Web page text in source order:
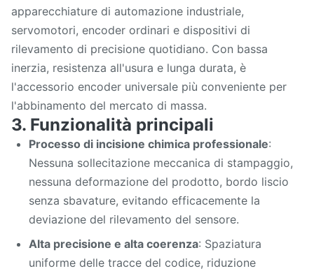
apparecchiature di automazione industriale,
servomotori, encoder ordinari e dispositivi di
rilevamento di precisione quotidiano. Con bassa
inerzia, resistenza all'usura e lunga durata, è
l'accessorio encoder universale più conveniente per
l'abbinamento del mercato di massa.
3. Funzionalità principali
Processo di incisione chimica professionale:
Nessuna sollecitazione meccanica di stampaggio,
nessuna deformazione del prodotto, bordo liscio
senza sbavature, evitando efficacemente la
deviazione del rilevamento del sensore.
Alta precisione e alta coerenza: Spaziatura
uniforme delle tracce del codice, riduzione